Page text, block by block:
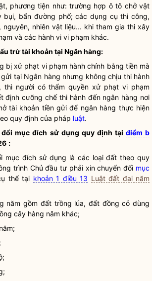
phương tiện như: trường hợp ô tô chở vật
bụi, bẩn đường phố; các dụng cụ thi công,
nhiên vật liệu... khi tham gia thi xây
và các hành vi vi phạm khác.
trừ tài khoản tại Ngân hàng:
bị xử phạt vi phạm hành chính bằng tiền mà
tại Ngân hàng nhưng không chịu thi hành
thì người có thẩmquyền xử phạt vi phạm
địnhcưỡng chếthi hành đến ngân hàng nơi
tài khoản tiền gửi để ngân hàng thực hiện
quy định của pháp luật.
đổi mục đích sử dụng quy định tại điểm b
:
mục đích sử dụng là các loại đất theo quy
trình Chủ đầu tư phải xin chuyển đổi mục
thể tại khoản 1 điều 13 Luật đất đai năm
năm gồm đất trồng lúa, đất đồng cỏ dùng
cây hàng năm khác;